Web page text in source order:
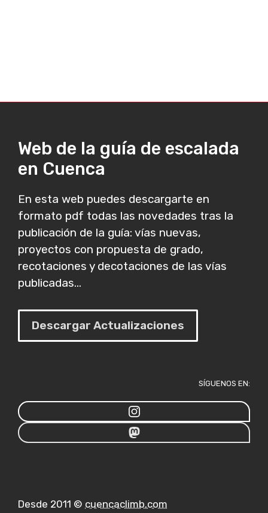
Web de la guía de escalada
en Cuenca
En esta web puedes descargarte en
formato pdf todas las novedades tras la
publicación de la guía: vías nuevas,
proyectos con propuesta de grado,
recotaciones y decotaciones de las vías
publicadas...
Descargar Actualizaciones
SÍGUENOS EN:
Desde 2011 © cuencaclimb.com